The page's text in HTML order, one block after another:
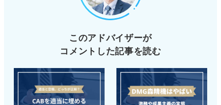
このアドバイザーが
コメントした記事を読む